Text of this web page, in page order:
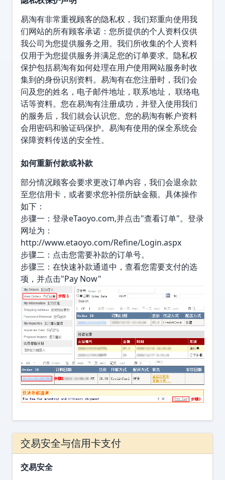
易淘有非常重视顾客的隐私权，我们郑重向使用我
们网站的所有顾客承诺：您所提供的个人资料仅供
我公司为您提供服务之用。我们所收集的个人资料
仅用于为您提供服务并满足您的订单要求。隐私权
保护包括易淘有如何处理在用户使用网站服务时收
集到的身份识别资料。易淘有在您注册时，我们会
问及您的姓名，电子邮件地址，联系地址， 联络电
话等资料。您在易淘有注册成功，并登入使用我们
的服务后，我们就会认识您。您的易淘有帐户资料
会用密码和验证码保护。易淘有使用的保全系统会
保障资料传送的安全性。
如何重新付款或补款
部分情况顾客会要求更改订单内容，我们会退余款
至您信用卡，或者要求您补偿所缺金额。具体操作
如下：
步骤一：登录eTaoyo.com,并点击"查看订单"。登录
网址为：
http://www.etaoyo.com/Refine/Login.aspx
步骤二：点击您需要补款的订单号。
步骤三：在快速补款通道中，查看您需要支付的选
项，并点击"Pay Now"
交易安全与信用卡支付
交易安全